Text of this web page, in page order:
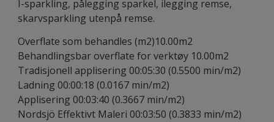
I-sparkling, pålegging sparkel, ilegging remse,
skarvsparkling utenpå remse.
Overflate som behandles (m2)10.00m2
Behandlingsbar overflate for verktøy 10.00m2
Tradisjonell applisering 00:05:30 (0.5500 min/m2)
Ladning 00:00:18 (0.0167 min/m2)
Applisering 00:03:40 (0.3667 min/m2)
Nordsjö Effektivt Maleri 00:03:50 (0.3833 min/m2)